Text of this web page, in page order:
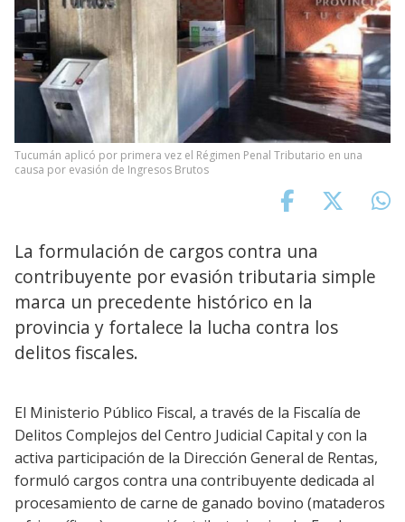
Tucumán aplicó por primera vez el Régimen Penal Tributario en una
causa por evasión de Ingresos Brutos
La formulación de cargos contra una
contribuyente por evasión tributaria simple
marca un precedente histórico en la
provincia y fortalece la lucha contra los
delitos fiscales.
El Ministerio Público Fiscal, a través de la Fiscalía de
Delitos Complejos del Centro Judicial Capital y con la
activa participación de la Dirección General de Rentas,
formuló cargos contra una contribuyente dedicada al
procesamiento de carne de ganado bovino (mataderos